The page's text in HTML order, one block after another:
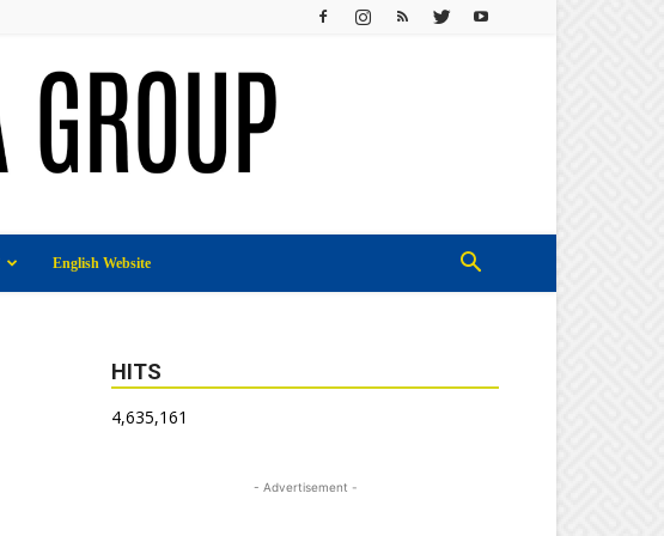
English Website
HITS
4,635,161
- Advertisement -